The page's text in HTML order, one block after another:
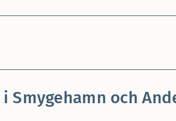
Smygehamn och